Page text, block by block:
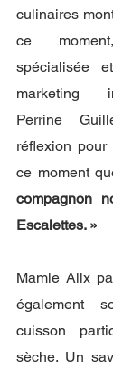
culinaires
ce
spécialisée
marketing
Perrine
réflexion pour
ce moment
compagnon
Escalettes. »
Mamie Alix
également
cuisson
sèche. Un